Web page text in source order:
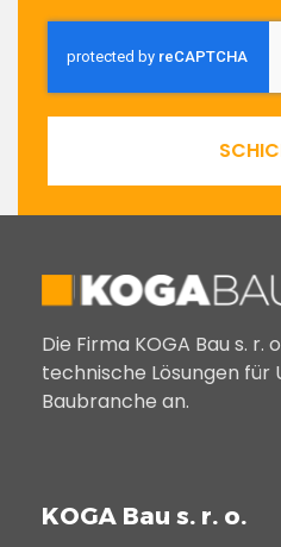
Die Firma KOGA Bau s.
technische Lösungen
Baubranche an.
KOGA Bau s. r. o.